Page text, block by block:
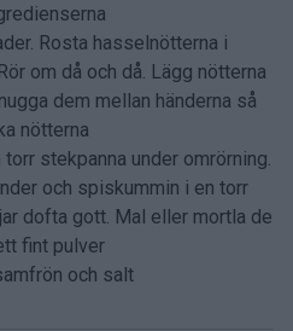
Rosta hasselnötterna i
om då och då. Lägg nötterna
dem mellan händerna så
nötterna
stekpanna under omrörning.
och spiskummin i en torr
dofta gott. Mal eller mortla de
fint pulver
och salt